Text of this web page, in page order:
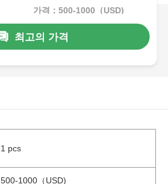
가격：500-1000（USD)
최고의 가격
1 pcs
500-1000（USD)